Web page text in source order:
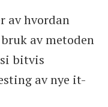
av hvordan
av metoden
bitvis
av nye it-